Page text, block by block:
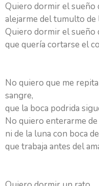
Quiero dormir el sueño
alejarme del tumulto de
Quiero dormir el sueño
que quería cortarse el
No quiero que me
sangre,
que la boca podrida
No quiero enterarme
ni de la luna con boca
que trabaja antes del